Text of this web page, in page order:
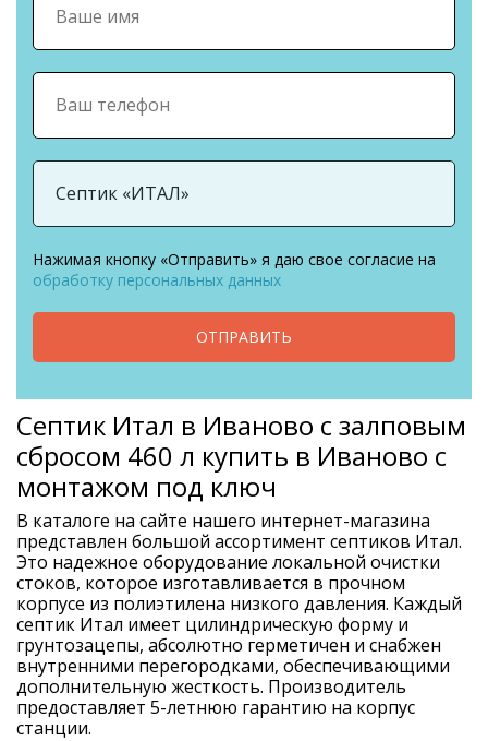
Нажимая кнопку «Отправить» я даю свое согласие на
обработку персональных данных
ОТПРАВИТЬ
Септик Итал в Иваново с залповым
сбросом 460 л купить в Иваново с
монтажом под ключ
В каталоге на сайте нашего интернет-магазина
представлен большой ассортимент септиков Итал.
Это надежное оборудование локальной очистки
стоков, которое изготавливается в прочном
корпусе из полиэтилена низкого давления. Каждый
септик Итал имеет цилиндрическую форму и
грунтозацепы, абсолютно герметичен и снабжен
внутренними перегородками, обеспечивающими
дополнительную жесткость. Производитель
предоставляет 5-летнюю гарантию на корпус
станции.